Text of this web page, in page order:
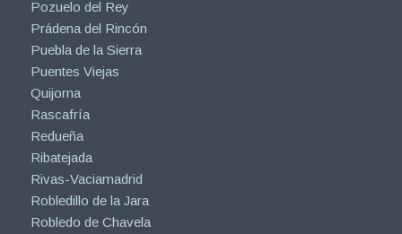
Pozuelo del Rey
Prádena del Rincón
Puebla de la Sierra
Puentes Viejas
Quijorna
Rascafría
Redueña
Ribatejada
Rivas-Vaciamadrid
Robledillo de la Jara
Robledo de Chavela